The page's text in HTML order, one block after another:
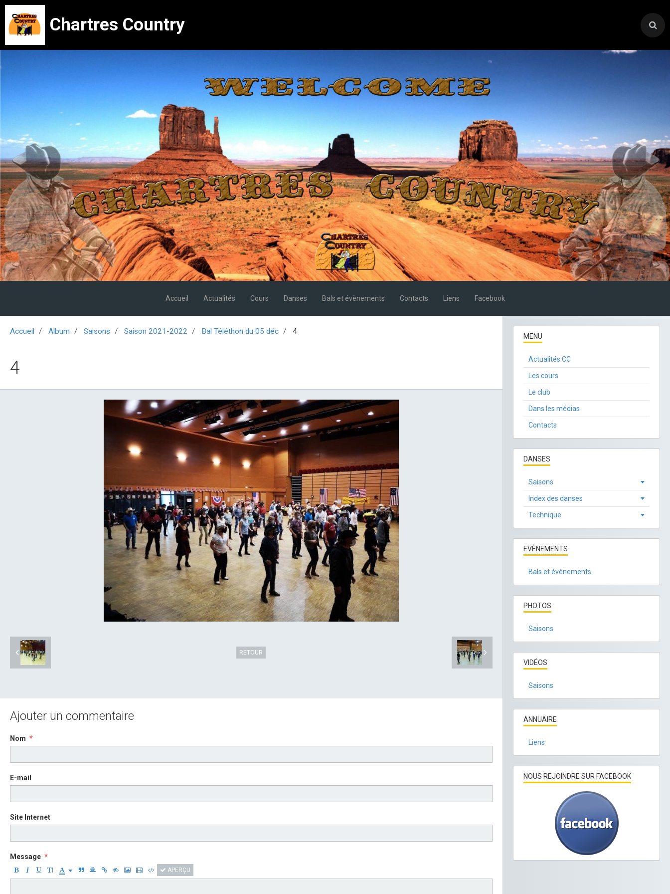
Chartres Country
Accueil Actualités Cours Danses Bals et évènements Contacts Liens Facebook
Accueil Album Saisons Saison 2021-2022 Bal Téléthon du 05 déc 4
4
RETOUR
Ajouter un commentaire
Nom
E-mail
Site Internet
Message
APERÇU
MENU
Actualités CC
Les cours
Le club
Dans les médias
Contacts
DANSES
Saisons
Index des danses
Technique
EVÈNEMENTS
Bals et évènements
PHOTOS
Saisons
VIDÉOS
Saisons
ANNUAIRE
Liens
NOUS REJOINDRE SUR FACEBOOK